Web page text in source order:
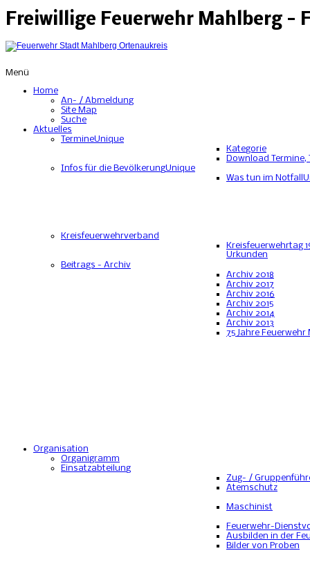
Freiwillige Feuerwehr Mahlberg -
Menü
Home
An- / Abmeldung
Site Map
Suche
Aktuelles
TermineUnique
Kategorie
Download Termine,
Infos für die BevölkerungUnique
Was tun im Notfall
Kreisfeuerwehrverband
Kreisfeuerwehrtag
Urkunden
Beitrags - Archiv
Archiv 2018
Archiv 2017
Archiv 2016
Archiv 2015
Archiv 2014
Archiv 2013
75 Jahre Feuerwehr
Organisation
Organigramm
Einsatzabteilung
Zug- /
Atemschutz
Maschinist
Feuerwehr-
Ausbilden in der
Bilder von Proben